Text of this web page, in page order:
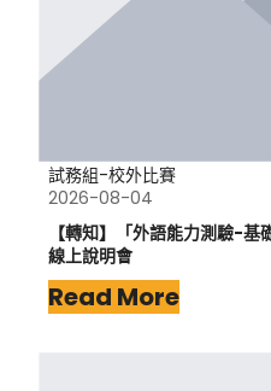
試務組-校外比賽
2026-08-04
【轉知】「外語能力測驗-
線上說明會
Read More